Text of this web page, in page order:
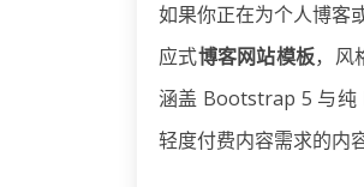
如果你正在为个人博客
应式博客网站模板，风
涵盖 Bootstrap 5 与纯
轻度付费内容需求的内